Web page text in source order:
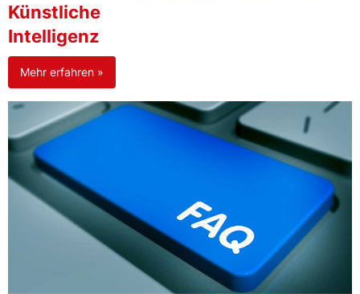
Künstliche
Intelligenz
Mehr erfahren »